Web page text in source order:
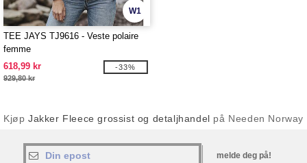
W1
TEE JAYS TJ9616 - Veste polaire
femme
618,99 kr
929,80 kr
-33%
Kjøp Jakker Fleece grossist og detaljhandel på Needen Norway
melde deg på!